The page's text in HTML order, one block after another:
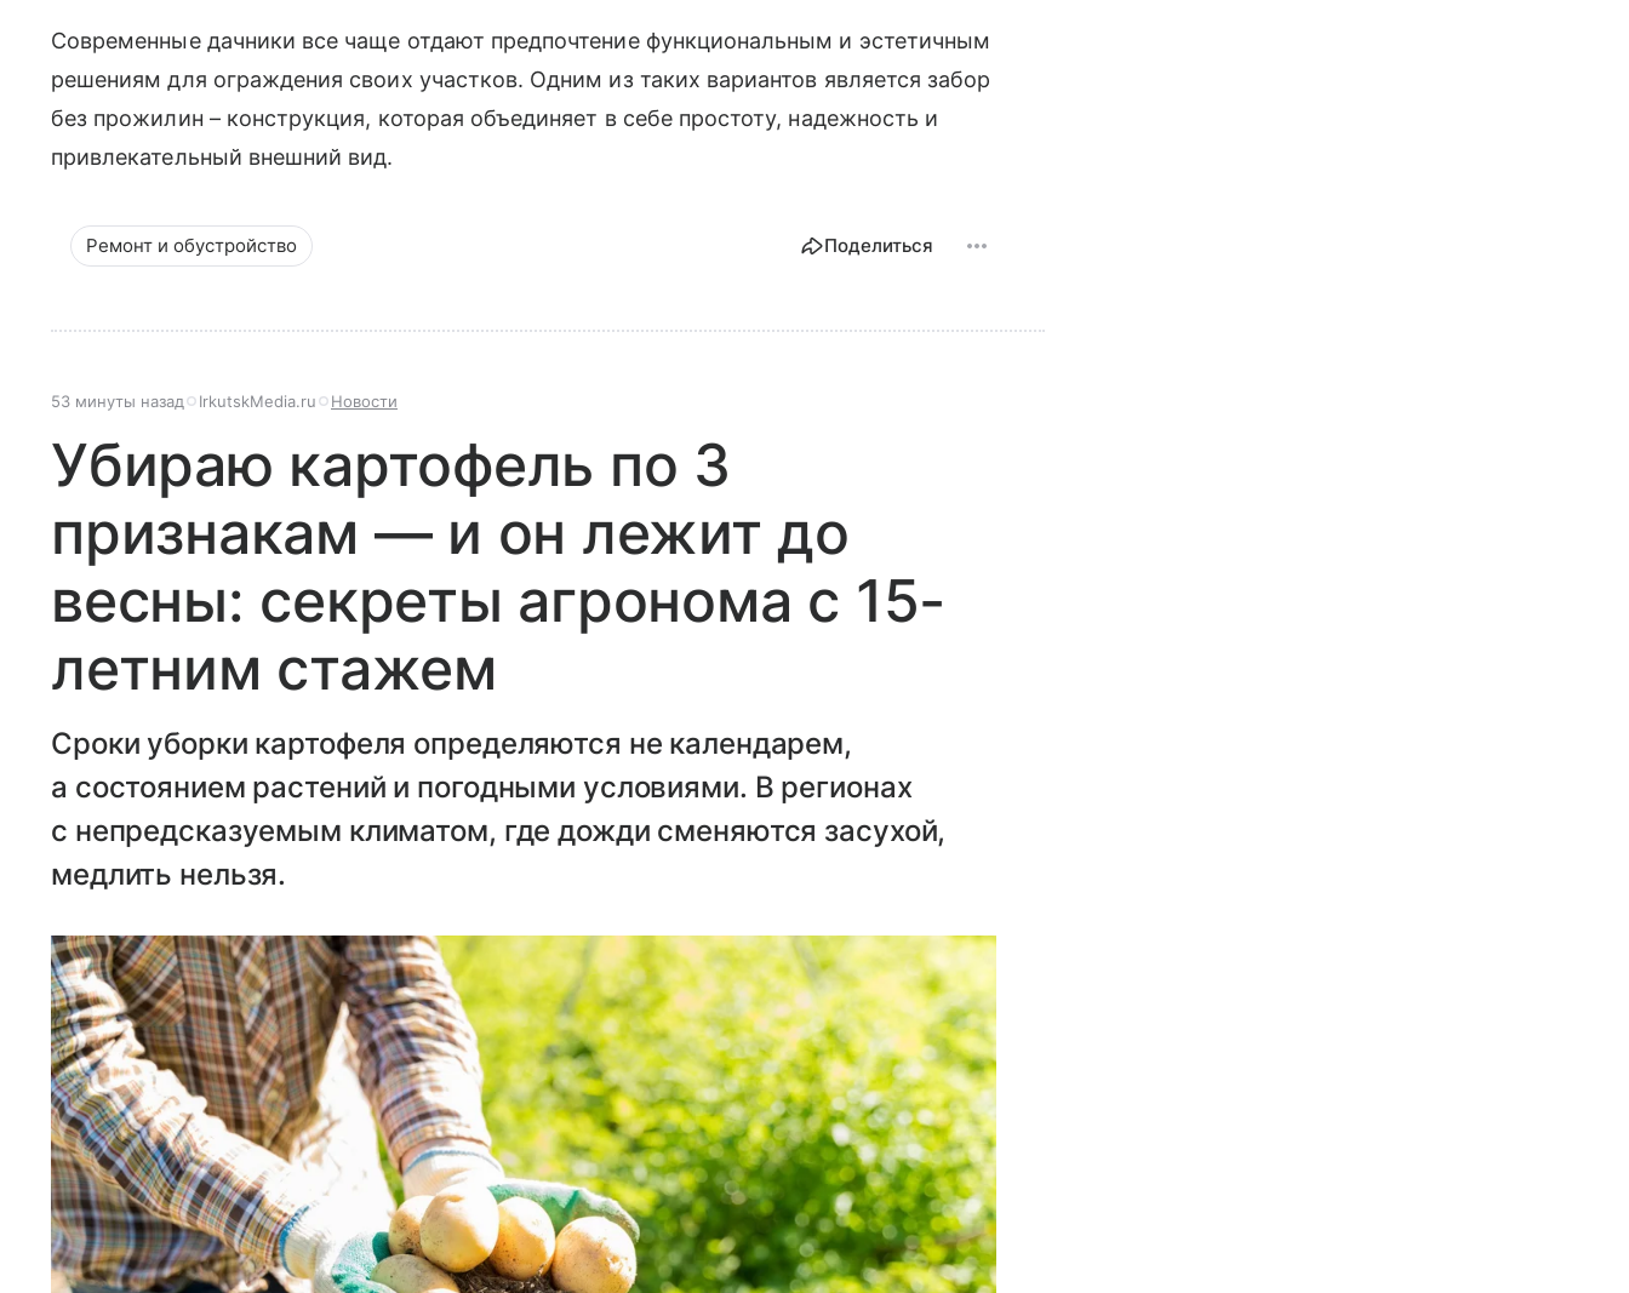
Современные дачники все чаще отдают предпочтение функциональным и эстетичным
решениям для ограждения своих участков. Одним из таких вариантов является забор
без прожилин – конструкция, которая объединяет в себе простоту, надежность и
привлекательный внешний вид.
Ремонт и обустройство Поделиться
53 минуты назад IrkutskMedia.ru Новости
Убираю картофель по 3
признакам — и он лежит до
весны: секреты агронома с 15-
летним стажем
Сроки уборки картофеля определяются не календарем,
а состоянием растений и погодными условиями. В регионах
с непредсказуемым климатом, где дожди сменяются засухой,
медлить нельзя.